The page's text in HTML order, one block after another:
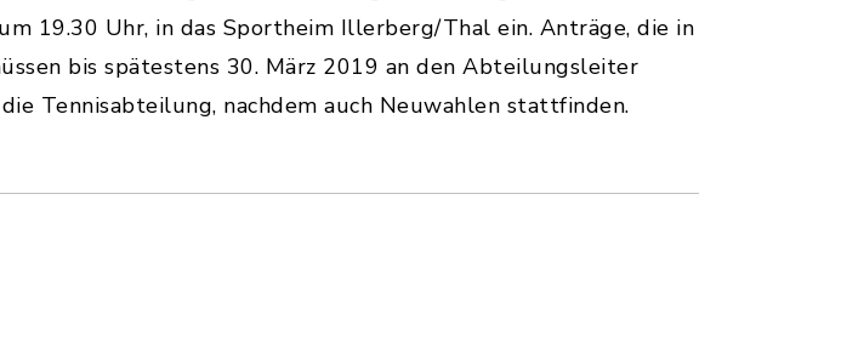
19.30 Uhr, in das Sportheim Illerberg/Thal ein. Anträge, die in
bis spätestens 30. März 2019 an den Abteilungsleiter
Tennisabteilung, nachdem auch Neuwahlen stattfinden.